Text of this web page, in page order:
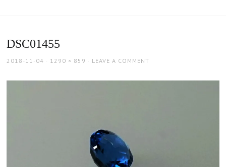
DSC01455
POSTED
2018-11-04
FULL
1290 × 859 LEAVE A COMMENT